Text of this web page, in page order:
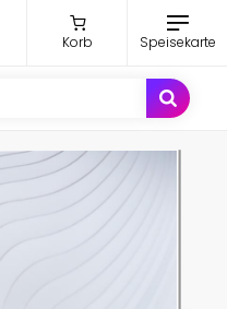
Korb Speisekarte